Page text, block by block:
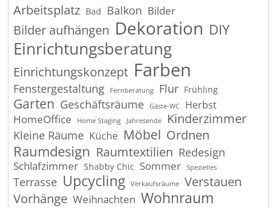
Arbeitsplatz Bad Balkon Bilder
Bilder aufhängen Dekoration DIY
Einrichtungsberatung
Einrichtungskonzept Farben
Fenstergestaltung Fernberatung Flur Frühling
Garten Geschäftsräume Gäste-WC Herbst
HomeOffice Home Staging Jahresende Kinderzimmer
Kleine Räume Küche Möbel Ordnen
Raumdesign Raumtextilien Redesign
Schlafzimmer Shabby Chic Sommer Spezielles
Terrasse Upcycling Verkaufsräume Verstauen
Vorhänge Weihnachten Wohnraum